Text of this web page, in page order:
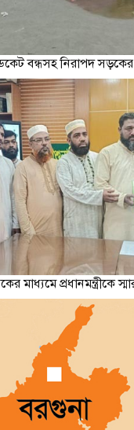
বন্ধসহ নিরাপদ
মাধ্যমে প্রধানমন্ত্রীকে